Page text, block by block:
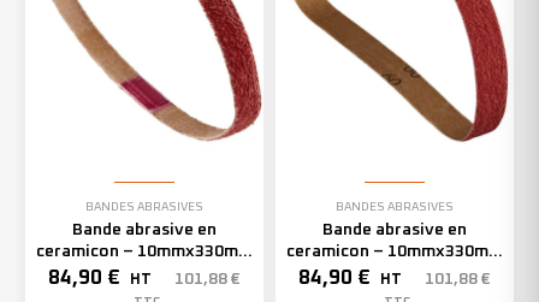
BANDES ABRASIVES
Bande abrasive en
ceramicon – 10mmx330mm
– Grain 60 – 333002 (x50)
84,90 € HT 101,88 €
BANDES ABRASIVES
Bande abrasive en
ceramicon – 10mmx330mm
– Grain 80 – 333003 (x50)
84,90 € HT 101,88 €